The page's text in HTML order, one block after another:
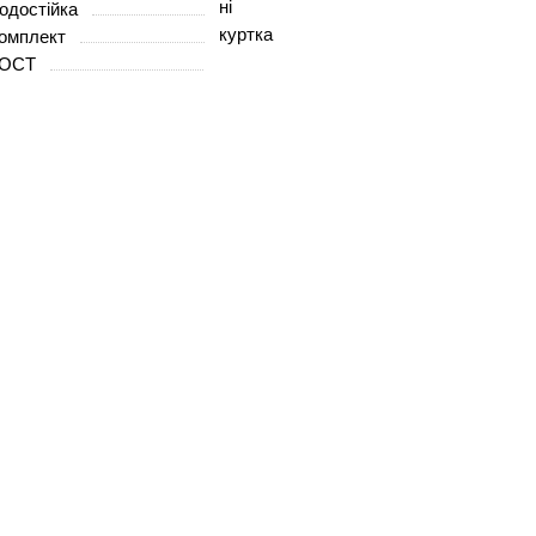
ні
куртка